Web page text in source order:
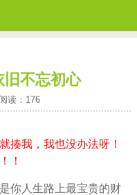
旧不忘初心
读：176
揍我，我也没办法呀！
！
你人生路上最宝贵的财